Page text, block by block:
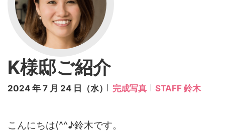
K様邸ご紹介
2024 年 7 月 24 日（水） 完成写真 STAFF 鈴木
こんにちは(^^♪鈴木です。